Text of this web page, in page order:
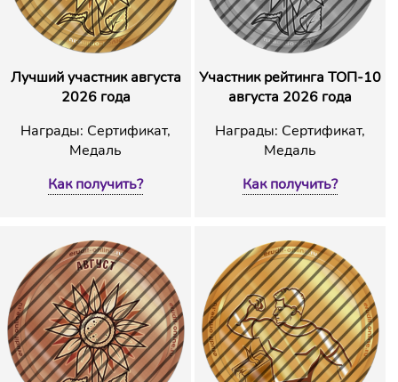
Лучший участник августа
2026 года
Награды: Сертификат,
Медаль
Как получить?
Участник рейтинга ТОП-10
августа 2026 года
Награды: Сертификат,
Медаль
Как получить?